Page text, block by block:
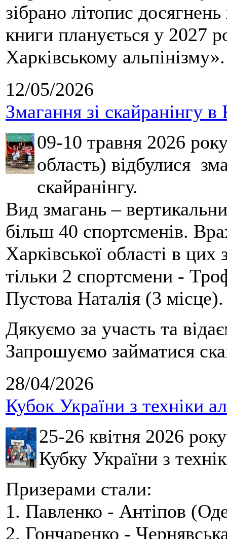
зібрано літопис
книги планується у 2027
Харківському альпінізму».
12/05/2026
Змагання зі скайранінгу в
09-10 травня 2026
область) відбулися
скайранінгу.
Вид змагань –
більш 40 спортсменів.
Харківської області в
тільки 2 спортсмени -
Пустова Наталія (3 місце).
Дякуємо за участь та
Запрошуємо займатися
28/04/2026
Кубок України з техніки
25-26 квітня 2026
Кубку України з
Призерами стали:
1. Павленко - Антіпов
2. Гончаренко -